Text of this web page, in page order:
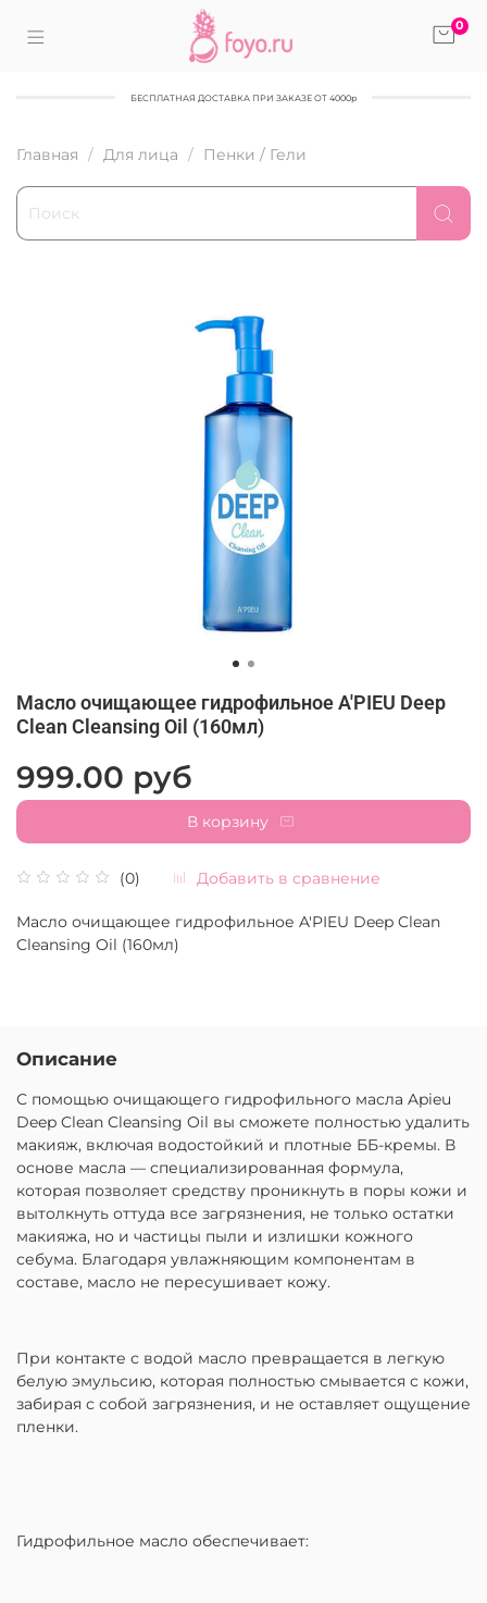
0
БЕСПЛАТНАЯ ДОСТАВКА ПРИ ЗАКАЗЕ ОТ 4000р
Главная Для лица Пенки / Гели
Масло очищающее гидрофильное A'PIEU Deep
Clean Cleansing Oil (160мл)
(0) Добавить в сравнение
999.00 руб
В корзину
Масло очищающее гидрофильное A'PIEU Deep Clean
Cleansing Oil (160мл)
Описание
С помощью очищающего гидрофильного масла Apieu
Deep Clean Cleansing Oil вы сможете полностью удалить
макияж, включая водостойкий и плотные ББ-кремы. В
основе масла — специализированная формула,
которая позволяет средству проникнуть в поры кожи и
вытолкнуть оттуда все загрязнения, не только остатки
макияжа, но и частицы пыли и излишки кожного
себума. Благодаря увлажняющим компонентам в
составе, масло не пересушивает кожу.
При контакте с водой масло превращается в легкую
белую эмульсию, которая полностью смывается с кожи,
забирая с собой загрязнения, и не оставляет ощущение
пленки.
Гидрофильное масло обеспечивает: